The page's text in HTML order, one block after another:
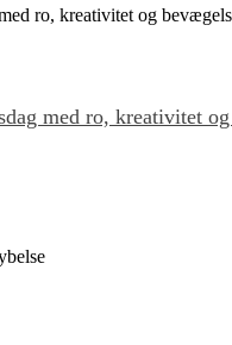
ro, kreativitet og
med ro, kreativitet